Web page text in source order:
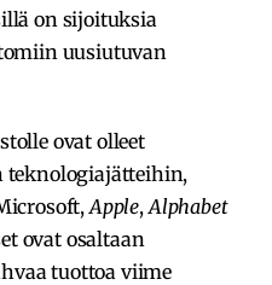
on sijoituksia
uusiutuvan
ovat olleet
Apple, Alphabet
ovat osaltaan
tuottoa viime